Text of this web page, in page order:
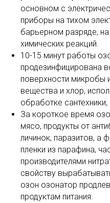
основном с
приборы на тихом
барьерном разряде,
химических реакций.
10-15 минут работы
продезинфицирована
поверхности микробы
вещества и хлор,
обработке сантехники,
За короткое время
мясо, продукты от
личинок, паразитов, а
пленки из парафина,
производителями
свойству
озон озонатор
продуктам питания.